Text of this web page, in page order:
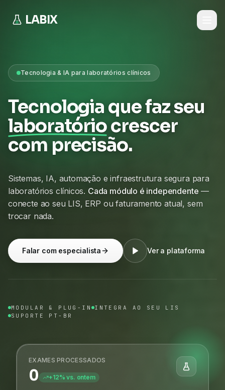
LABIX
Tecnologia & IA para laboratórios clínicos
Tecnologia que faz seu
laboratóriocrescer
com precisão.
Sistemas, IA, automação e infraestrutura segura para
laboratórios clínicos. Cada módulo é independente —
conecte ao seu LIS, ERP ou faturamento atual, sem
trocar nada.
Falar com especialista Ver a plataforma
MODULAR & PLUG-IN INTEGRA AO SEU LIS
SUPORTE PT-BR
EXAMES PROCESSADOS
0 +12% vs. ontem